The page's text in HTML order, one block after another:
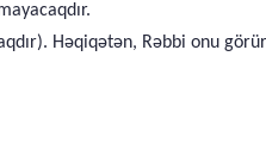
Həqiqətən, Rəbbi onu